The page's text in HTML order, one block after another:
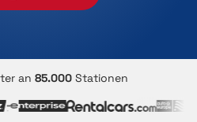
an 85.000 Stationen